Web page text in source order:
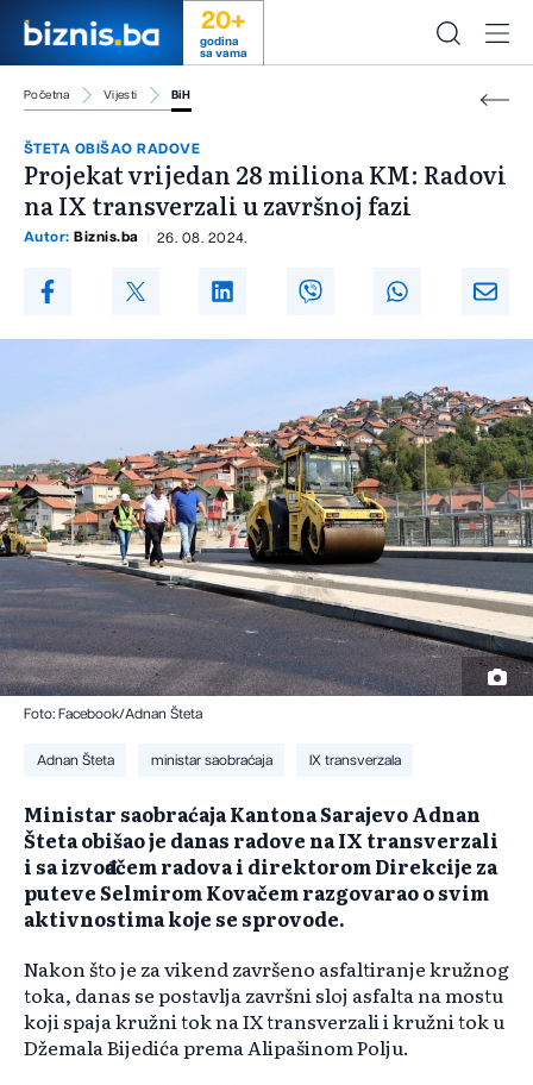
20+
godina
sa vama
Početna Vijesti BiH
ŠTETA OBIŠAO RADOVE
Projekat vrijedan 28 miliona KM: Radovi
na IX transverzali u završnoj fazi
Autor: Biznis.ba 26. 08. 2024.
Foto: Facebook/Adnan Šteta
Adnan Šteta ministar saobraćaja IX transverzala
Ministar saobraćaja Kantona Sarajevo Adnan
Šteta obišao je danas radove na IX transverzali
i sa izvođačem radova i direktorom Direkcije za
puteve Selmirom Kovačem razgovarao o svim
aktivnostima koje se sprovode.
Nakon što je za vikend završeno asfaltiranje kružnog
toka, danas se postavlja završni sloj asfalta na mostu
koji spaja kružni tok na IX transverzali i kružni tok u
Džemala Bijedića prema Alipašinom Polju.